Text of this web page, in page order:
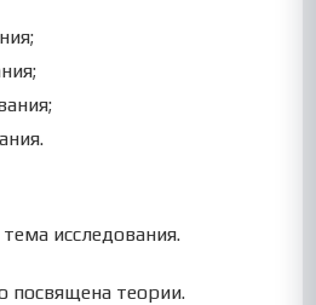
исследования.
посвящена теории.